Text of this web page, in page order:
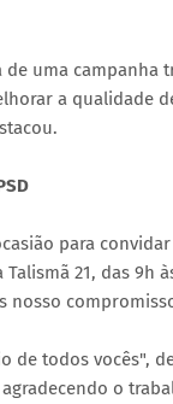
uma
a qualidade
para
Talismã 21, das
nosso
de todos vocês",
o